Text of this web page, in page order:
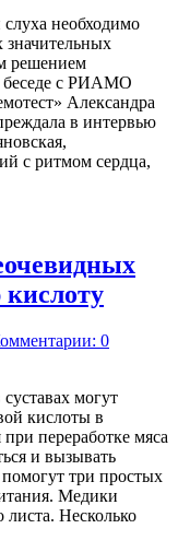
необходимо
значительных
решением
беседе с РИАМО
Александра
в интервью
с ритмом сердца,
кислоту
0
могут
кислоты в
переработке мяса
и вызывать
три простых
Медики
листа. Несколько